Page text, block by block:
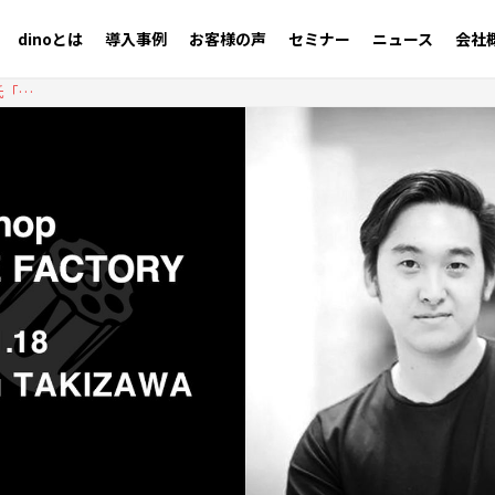
dinoとは 導入事例 お客様の声 セミナー ニュース 会社
Workshop Vol.43 2021.11.18 - Firework Japan 瀧澤 優作氏「ライブストリーミング／コマース機能を活用した最新マネタイズ戦略のご紹介 〜Fireworkが提唱する縦型動画マーケティング【続編】〜」